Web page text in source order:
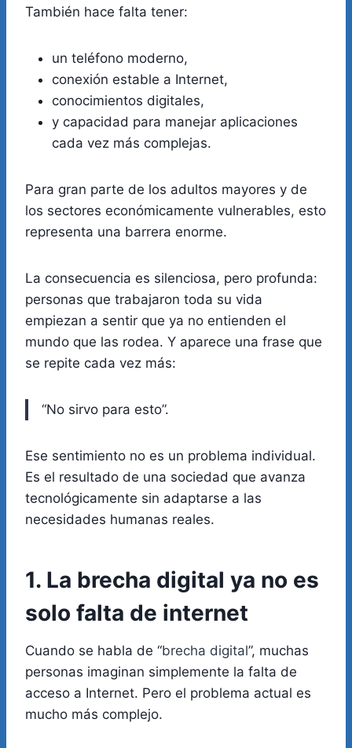
También hace falta tener:
un teléfono moderno,
conexión estable a Internet,
conocimientos digitales,
y capacidad para manejar aplicaciones
cada vez más complejas.
Para gran parte de los adultos mayores y de
los sectores económicamente vulnerables, esto
representa una barrera enorme.
La consecuencia es silenciosa, pero profunda:
personas que trabajaron toda su vida
empiezan a sentir que ya no entienden el
mundo que las rodea. Y aparece una frase que
se repite cada vez más:
“No sirvo para esto”.
Ese sentimiento no es un problema individual.
Es el resultado de una sociedad que avanza
tecnológicamente sin adaptarse a las
necesidades humanas reales.
1. La brecha digital ya no es
solo falta de internet
Cuando se habla de “brecha digital”, muchas
personas imaginan simplemente la falta de
acceso a Internet. Pero el problema actual es
mucho más complejo.